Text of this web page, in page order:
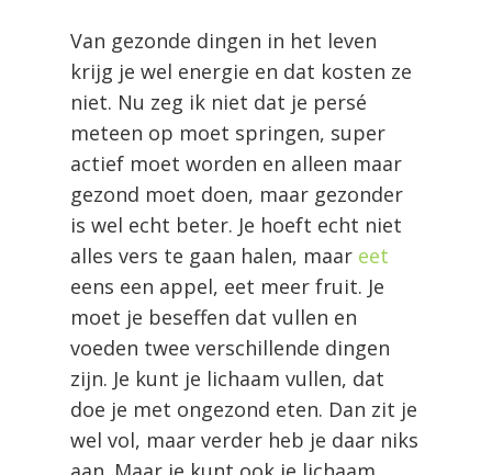
Van gezonde dingen in het leven
krijg je wel energie en dat kosten ze
niet. Nu zeg ik niet dat je persé
meteen op moet springen, super
actief moet worden en alleen maar
gezond moet doen, maar gezonder
is wel echt beter. Je hoeft echt niet
alles vers te gaan halen, maar eet
eens een appel, eet meer fruit. Je
moet je beseffen dat vullen en
voeden twee verschillende dingen
zijn. Je kunt je lichaam vullen, dat
doe je met ongezond eten. Dan zit je
wel vol, maar verder heb je daar niks